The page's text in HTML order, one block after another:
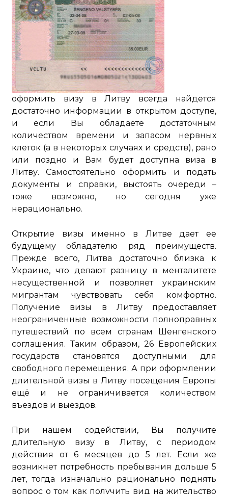
оформить визу в Литву всегда найдется
достаточно информации в открытом доступе,
и если Вы обладаете достаточным
количеством времени и запасом нервных
клеток (а в некоторых случаях и средств), рано
или поздно и Вам будет доступна виза в
Литву. Самостоятельно оформить и подать
документы и справки, выстоять очереди –
тоже возможно, но сегодня уже
нерационально.
Открытие визы именно в Литве дает ее
будущему обладателю ряд преимуществ.
Прежде всего, Литва достаточно близка к
Украине, что делают разницу в менталитете
несущественной и позволяет украинским
мигрантам чувствовать себя комфортно.
Получение визы в Литву предоставляет
неограниченные возможности полноправных
путешествий по всем странам Шенгенского
соглашения. Таким образом, 26 Европейских
государств становятся доступными для
свободного перемещения. А при оформлении
длительной визы в Литву посещения Европы
ещё и не ограничивается количеством
въездов и выездов.
При нашем содействии, Вы получите
длительную визу в Литву, с периодом
действия от 6 месяцев до 5 лет. Если же
возникнет потребность пребывания дольше 5
лет, тогда изначально рационально поднять
вопрос о том как получить вид на жительство